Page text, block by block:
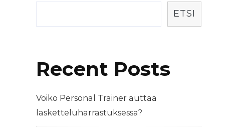
ETSI
Recent Posts
Voiko Personal Trainer auttaa
lasketteluharrastuksessa?